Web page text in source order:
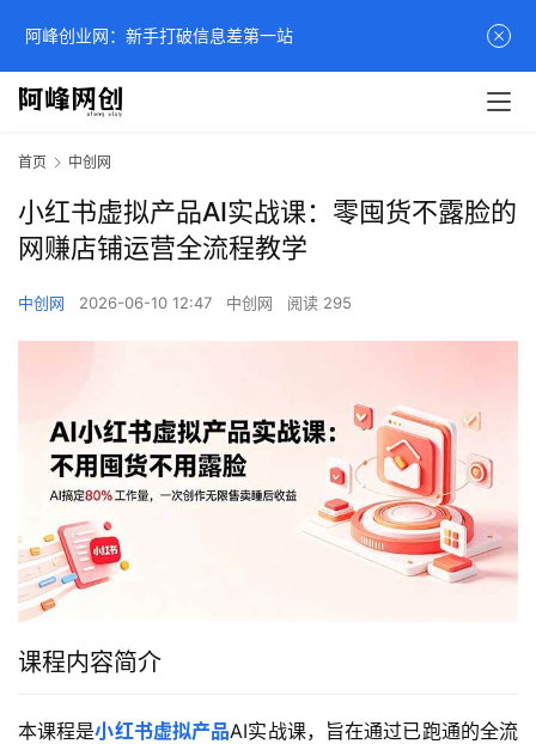
首页 中创网
小红书虚拟产品AI实战课：零囤货不露脸的
网赚店铺运营全流程教学
中创网 2026-06-10 12:47 中创网 阅读 295
课程内容简介
本课程是小红书虚拟产品AI实战课，旨在通过已跑通的全流
阿峰创业网：新手打破信息差第一站